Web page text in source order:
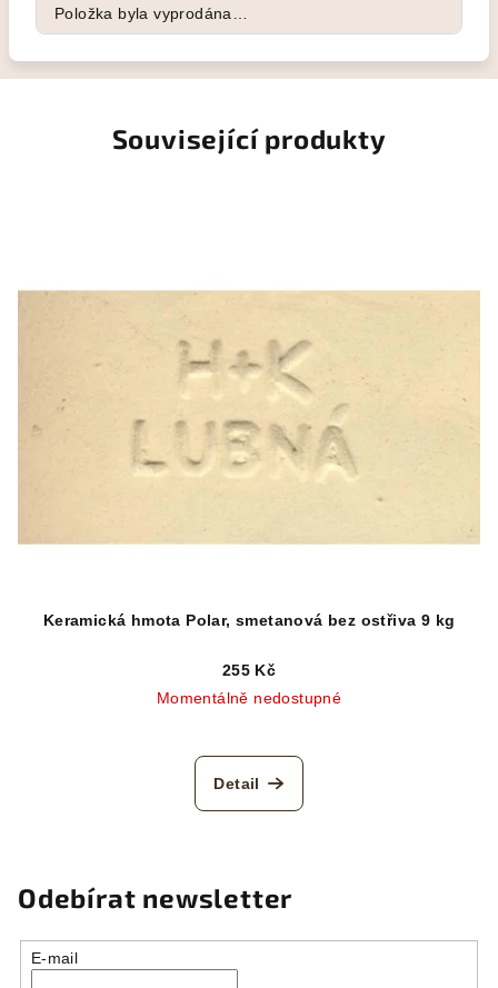
Položka byla vyprodána…
Související produkty
Keramická hmota Polar, smetanová bez ostřiva 9 kg
255 Kč
Momentálně nedostupné
Detail
Odebírat newsletter
E-mail